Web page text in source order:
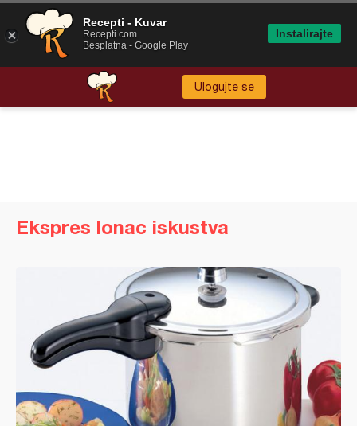
Ulogujte se
Ekspres lonac iskustva
Recepti - Kuvar
Recepti.com
Besplatna - Google Play
Instalirajte